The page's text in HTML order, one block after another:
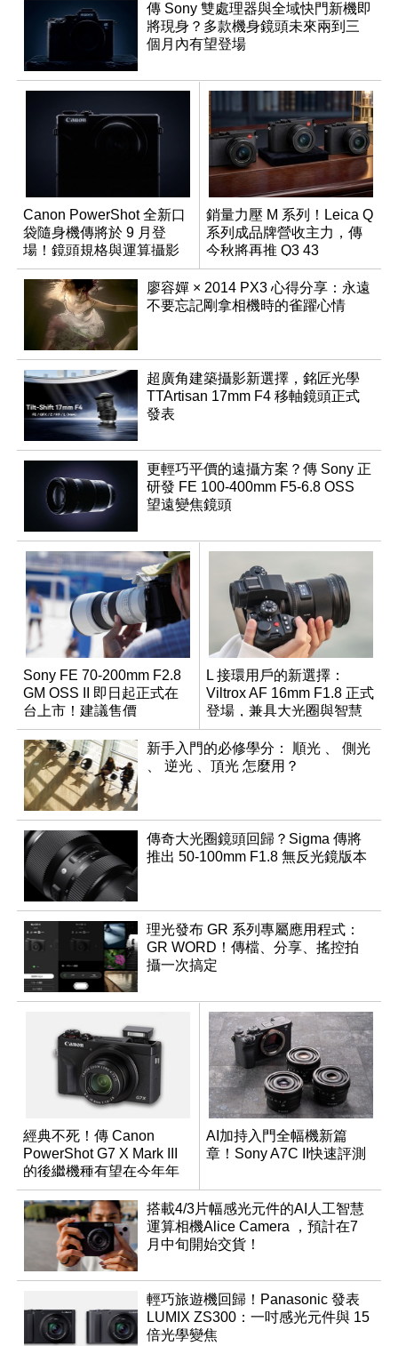
傳 Sony 雙處理器與全域快門新機即
將現身？多款機身鏡頭未來兩到三
個月內有望登場
Canon PowerShot 全新口
袋隨身機傳將於 9 月登
場！鏡頭規格與運算攝影
升級成為焦點
銷量力壓 M 系列！Leica Q
系列成品牌營收主力，傳
今秋將再推 Q3 43
Monochrom
廖容嬋 × 2014 PX3 心得分享：永遠
不要忘記剛拿相機時的雀躍心情
超廣角建築攝影新選擇，銘匠光學
TTArtisan 17mm F4 移軸鏡頭正式
發表
更輕巧平價的遠攝方案？傳 Sony 正
研發 FE 100-400mm F5-6.8 OSS
望遠變焦鏡頭
Sony FE 70-200mm F2.8
GM OSS II 即日起正式在
台上市！建議售價
NT$76,980
L 接環用戶的新選擇：
Viltrox AF 16mm F1.8 正式
登場，兼具大光圈與智慧
數位介面
新手入門的必修學分： 順光 、 側光
、 逆光 、頂光 怎麼用？
傳奇大光圈鏡頭回歸？Sigma 傳將
推出 50-100mm F1.8 無反光鏡版本
理光發布 GR 系列專屬應用程式：
GR WORD！傳檔、分享、搖控拍
攝一次搞定
經典不死！傳 Canon
PowerShot G7 X Mark III
的後繼機種有望在今年年
底前推出？
AI加持入門全幅機新篇
章！Sony A7C II快速評測
搭載4/3片幅感光元件的AI人工智慧
運算相機Alice Camera ，預計在7
月中旬開始交貨！
輕巧旅遊機回歸！Panasonic 發表
LUMIX ZS300：一吋感光元件與 15
倍光學變焦